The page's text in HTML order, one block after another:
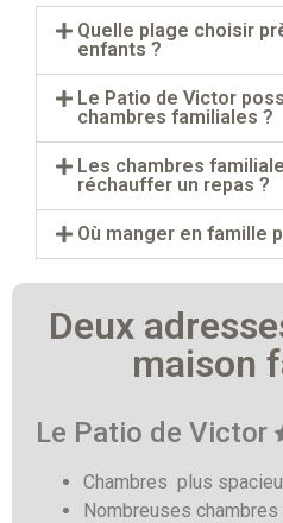
Quelle plage choisir
enfants ?
Le Patio de Victor
chambres familiales ?
Les chambres
réchauffer un repas ?
Où manger en famille
Deux
maison
Le Patio de Victor
Chambres plus
Nombreuses chambres